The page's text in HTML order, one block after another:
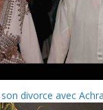
divorce avec